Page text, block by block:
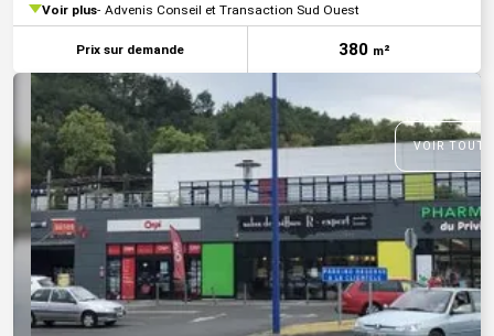
Voir plus Advenis Conseil et Transaction Sud Ouest
Prix sur demande 380 m²
VOIR